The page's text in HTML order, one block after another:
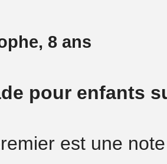
8 ans
pour enfants
est une